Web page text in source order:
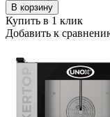
В корзину
Купить в 1 клик
Добавить к